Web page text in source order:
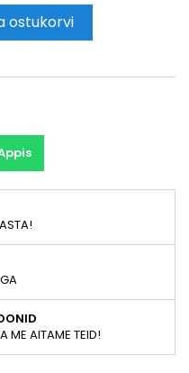
ostukorvi
ME AITAME TEID!